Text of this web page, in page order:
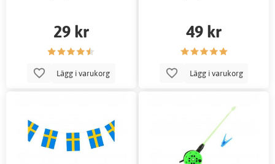
29 kr
Lägg i varukorg
49 kr
Lägg i varukorg